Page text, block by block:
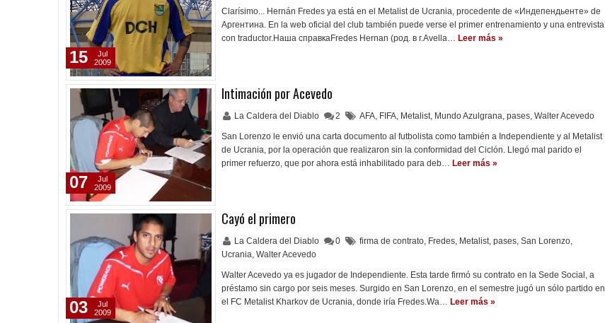
Clarísimo... Hernán Fredes ya está en el Metalist de Ucrania, procedente de «Индепендьенте» de
Аргентина. En la web oficial del club también puede verse el primer entrenamiento y una entrevista
con traductor.Наша справкаFredes Hernan (род. в г.Avella… Leer más »
15
Jul
2009
Intimación por Acevedo
La Caldera del Diablo 2 AFA, FIFA, Metalist, Mundo Azulgrana, pases, Walter Acevedo
San Lorenzo le envió una carta documento al futbolista como también a Independiente y al Metalist
de Ucrania, por la operación que realizaron sin la conformidad del Ciclón. Llegó mal parido el
primer refuerzo, que por ahora está inhabilitado para deb… Leer más »
07
Jul
2009
Cayó el primero
La Caldera del Diablo 0 firma de contrato, Fredes, Metalist, pases, San Lorenzo,
Ucrania, Walter Acevedo
Walter Acevedo ya es jugador de Independiente. Esta tarde firmó su contrato en la Sede Social, a
préstamo sin cargo por seis meses. Surgido en San Lorenzo, en el semestre jugó un sólo partido en
el FC Metalist Kharkov de Ucrania, donde iría Fredes.Wa… Leer más »
03
Jul
2009